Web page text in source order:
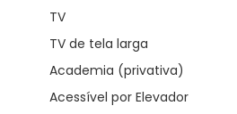
TV
TV de tela larga
Academia (privativa)
Acessível por Elevador